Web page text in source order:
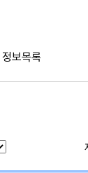
정보목록